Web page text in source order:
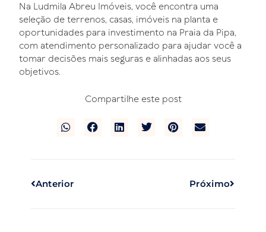
Na Ludmila Abreu Imóveis, você encontra uma
seleção de terrenos, casas, imóveis na planta e
oportunidades para investimento na Praia da Pipa,
com atendimento personalizado para ajudar você a
tomar decisões mais seguras e alinhadas aos seus
objetivos.
Compartilhe este post
Anterior Próximo